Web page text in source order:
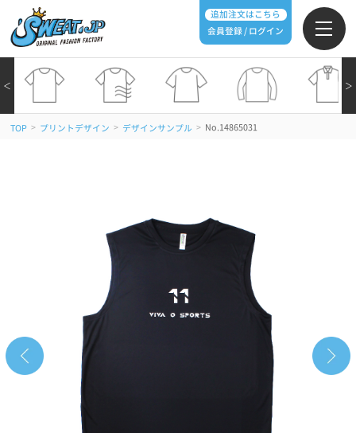
追加注文はこちら
会員登録 / ログイン
＞
＜
TOP > プリントデザイン > デザインサンプル > No.14865031